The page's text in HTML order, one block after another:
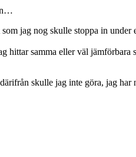
jag nog skulle stoppa in
hittar samma eller väl
skulle jag inte göra, jag